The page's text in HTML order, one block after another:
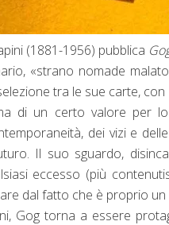
(1881-1956) pubblica
«strano nomade
tra le sue carte,
di un certo valore per
dei vizi e
Il suo sguardo,
eccesso (più
dal fatto che è proprio
Gog torna a essere